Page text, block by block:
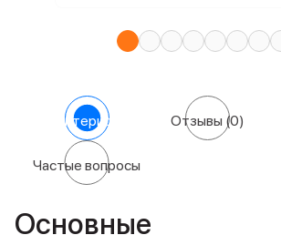
Характеристики Отзывы (0)
Частые вопросы
Основные